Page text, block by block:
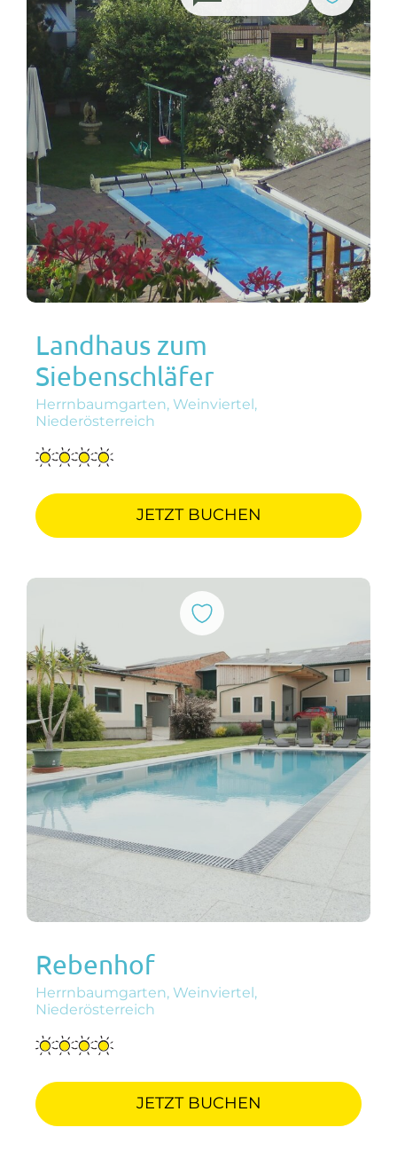
Landhaus zum
Siebenschläfer
Herrnbaumgarten, Weinviertel,
Niederösterreich
JETZT BUCHEN
Rebenhof
Herrnbaumgarten, Weinviertel,
Niederösterreich
JETZT BUCHEN